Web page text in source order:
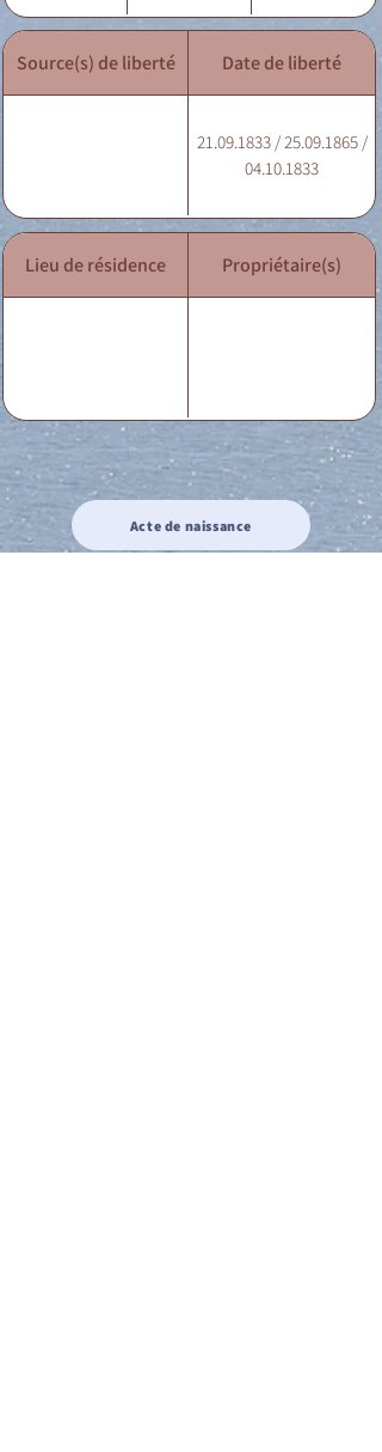
Source(s) de liberté Date de liberté
21.09.1833 / 25.09.1865 /
04.10.1833
Lieu de résidence Propriétaire(s)
Acte de naissance